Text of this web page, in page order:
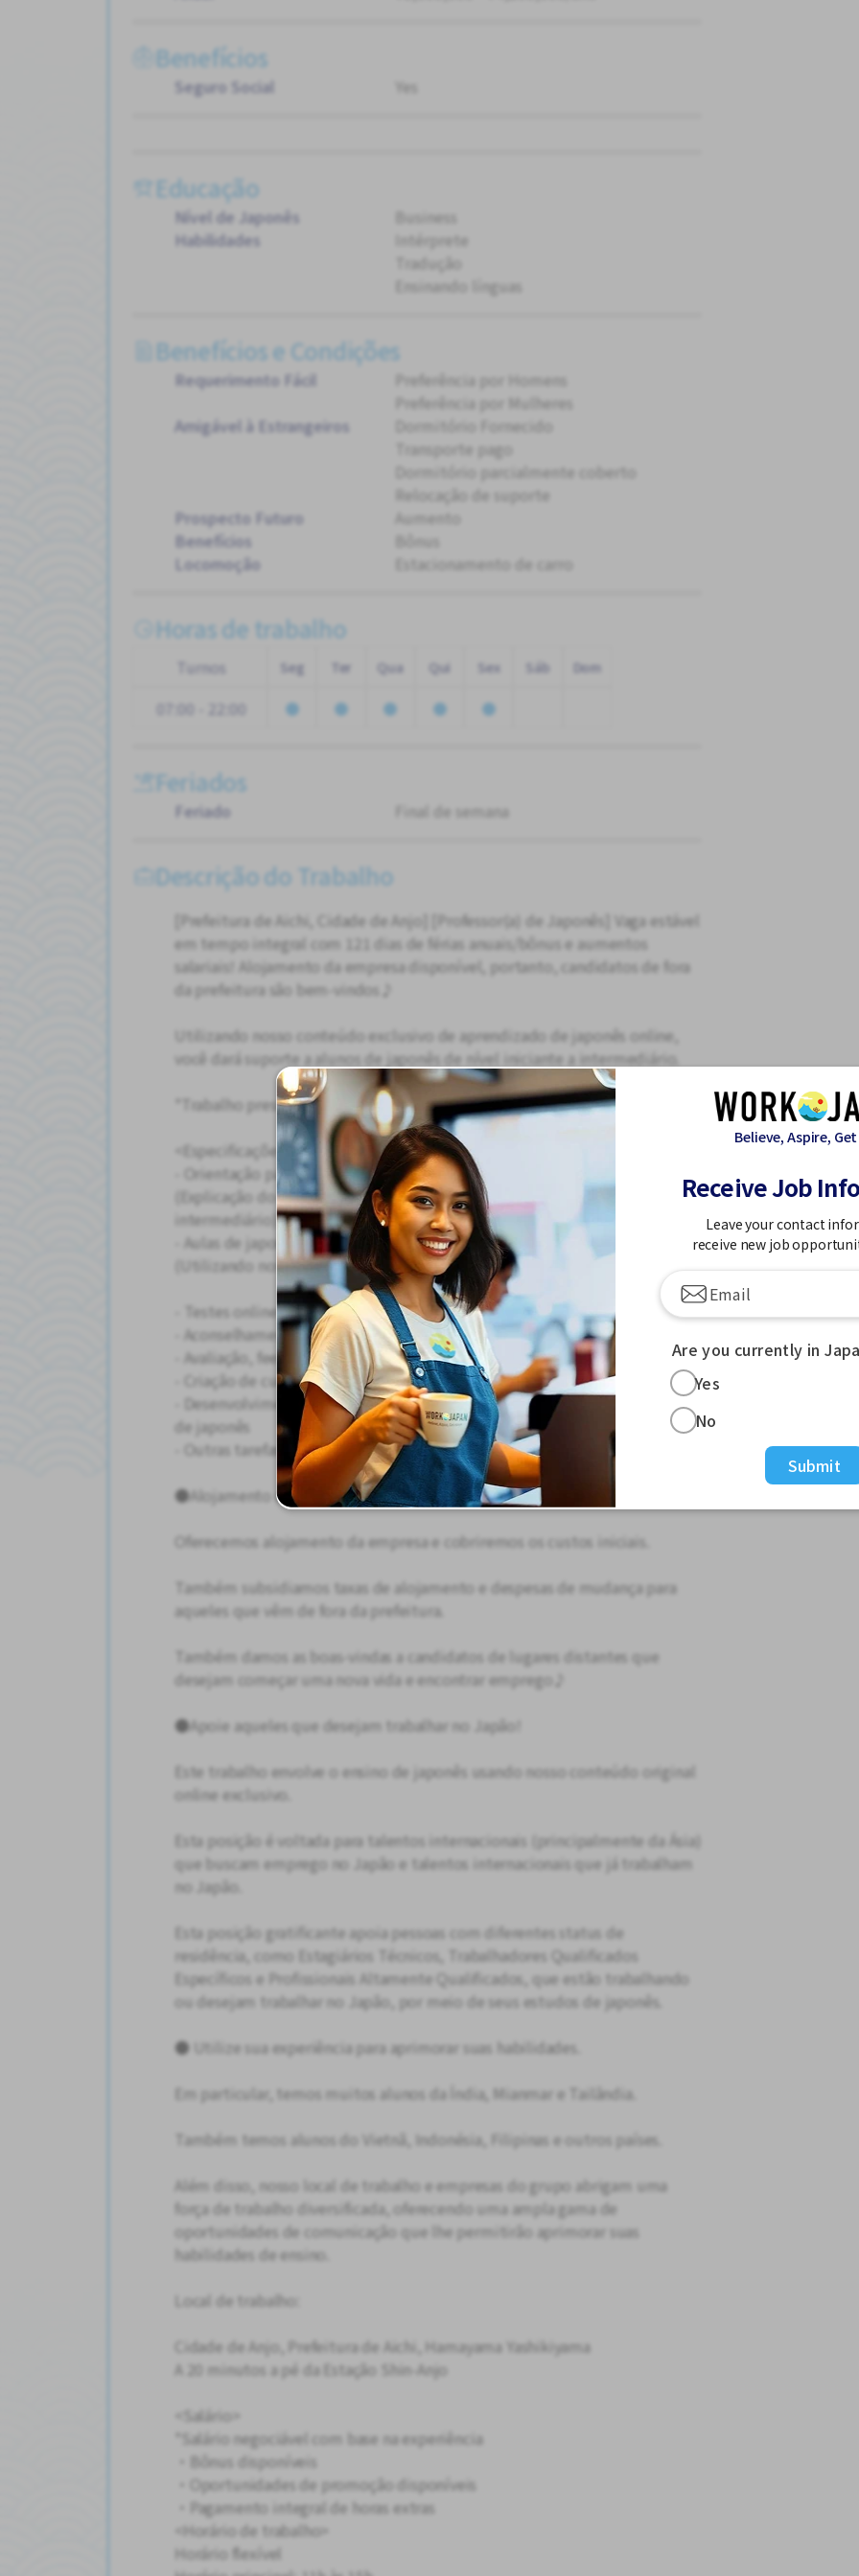
Benefícios
Seguro Social Yes
Educação
Nível de Japonês
Business
Habilidades
Intérprete
Tradução
Ensinando línguas
Benefícios e Condições
Requerimento Fácil
Preferência por Homens
Preferência por Mulheres
Amigável à Estrangeiros
Dormitório Fornecido
Transporte pago
Dormitório parcialmente coberto
Relocação de suporte
Prospecto Futuro
Aumento
Benefícios
Locomoção
Estacionamento de carro
Horas de trabalho
Turnos Seg Ter Qua Qui Sex Sáb Dom
07:00 - 22:00
Feriados
Feriado Final de semana
Descrição do Trabalho
[Prefeitura de Aichi, Cidade de Anjo] [Professor(a) de Japonês] Vaga estável
em tempo integral com 121 dias de férias anuais/bônus e aumentos
salariais! Alojamento da empresa disponível, portanto, candidatos de fora
da prefeitura são bem-vindos♪
Utilizando nosso conteúdo exclusivo de aprendizado de japonês online,
você dará suporte a alunos de japonês de nível iniciante a intermediário.
*Trabalho presencial.
<Especificações>
- Orientação para o aprendizado de japonês para alunos
(Explicação do curso para alunos de japonês de nível iniciante a
intermediário)
- Aulas de japonês online
(Utilizando nosso conteúdo educacional original)
- Testes online
- Aconselhamento online sobre o aprendizado de japonês
- Avaliação, feedback e acompanhamento do progresso dos alunos
- Criação de currículo para novos alunos
- Desenvolvimento, planejamento e gestão de conteúdo de aprendizado
de japonês
- Outras tarefas inerentes às funções acima
●Alojamento da empresa fornecido!
Oferecemos alojamento da empresa e cobriremos os custos iniciais.
Também subsidiamos taxas de alojamento e despesas de mudança para
aqueles que vêm de fora da prefeitura.
Também damos as boas-vindas a candidatos de lugares distantes que
desejam começar uma nova vida e encontrar emprego♪
●Apoie aqueles que desejam trabalhar no Japão!
Este trabalho envolve o ensino de japonês usando nosso conteúdo original
online exclusivo.
Esta posição é voltada para talentos internacionais (principalmente da Ásia)
que buscam emprego no Japão e talentos internacionais que já trabalham
no Japão.
Esta posição gratificante apoia pessoas com diferentes status de
residência, como Estagiários Técnicos, Trabalhadores Qualificados
Específicos e Profissionais Altamente Qualificados, que estão trabalhando
ou desejam trabalhar no Japão, por meio de seus estudos de japonês.
● Utilize sua experiência para aprimorar suas habilidades.
Em particular, temos muitos alunos da Índia, Mianmar e Tailândia.
Também temos alunos do Vietnã, Indonésia, Filipinas e outros países.
Além disso, nosso local de trabalho e empresas do grupo abrigam uma
força de trabalho diversificada, oferecendo uma ampla gama de
oportunidades de comunicação que lhe permitirão aprimorar suas
habilidades de ensino.
Local de trabalho:
Cidade de Anjo, Prefeitura de Aichi, Hamayama Yashikiyama
A 20 minutos a pé da Estação Shin-Anjo
<Salário>
*Salário negociável com base na experiência
・Bônus disponíveis
・Oportunidades de promoção disponíveis
・Pagamento integral de horas extras
<Horário de trabalho>
Horário flexível
Believe, Aspire,
Receive Job
Leave your contact
receive new job
Are you currently in
Yes
No
Submit